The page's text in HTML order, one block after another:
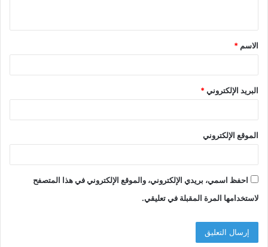
ق
*
الاسم *
البريد الإلكتروني*
الموقع الإلكتروني
احفظ اسمي، بريدي الإلكتروني، والموقع الإلكتروني في هذا المتصفح
لاستخدامها المرة المقبلة في تعليقي.